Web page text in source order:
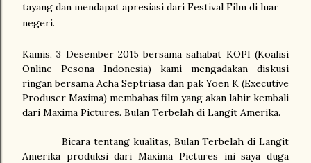
tayang dan mendapat apresiasi dari Festival Film di luar
negeri.
Kamis, 3 Desember 2015 bersama sahabat KOPI (Koalisi
Online Pesona Indonesia) kami mengadakan diskusi
ringan bersama Acha Septriasa dan pak Yoen K (Executive
Produser Maxima) membahas film yang akan lahir kembali
dari Maxima Pictures. Bulan Terbelah di Langit Amerika.
Bicara tentang kualitas, Bulan Terbelah di Langit
Amerika produksi dari Maxima Pictures ini saya duga